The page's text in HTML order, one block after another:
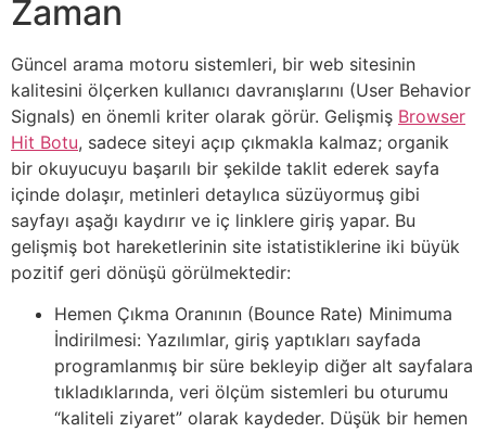
Zaman
Güncel arama motoru sistemleri, bir web sitesinin
kalitesini ölçerken kullanıcı davranışlarını (User Behavior
Signals) en önemli kriter olarak görür. Gelişmiş Browser
Hit Botu, sadece siteyi açıp çıkmakla kalmaz; organik
bir okuyucuyu başarılı bir şekilde taklit ederek sayfa
içinde dolaşır, metinleri detaylıca süzüyormuş gibi
sayfayı aşağı kaydırır ve iç linklere giriş yapar. Bu
gelişmiş bot hareketlerinin site istatistiklerine iki büyük
pozitif geri dönüşü görülmektedir:
Hemen Çıkma Oranının (Bounce Rate) Minimuma
İndirilmesi: Yazılımlar, giriş yaptıkları sayfada
programlanmış bir süre bekleyip diğer alt sayfalara
tıkladıklarında, veri ölçüm sistemleri bu oturumu
“kaliteli ziyaret” olarak kaydeder. Düşük bir hemen